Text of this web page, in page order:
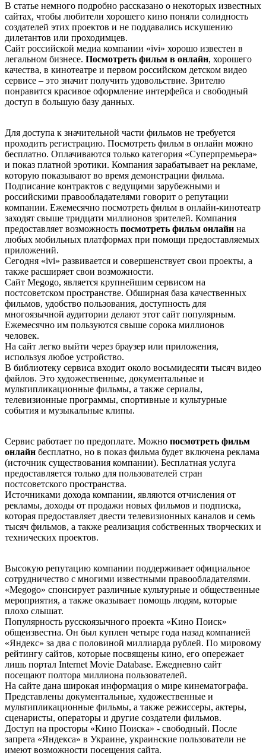
В статье немного подробно рассказано о некоторых известных
сайтах, чтобы любители хорошего кино поняли солидность
создателей этих проектов и не поддавались искушению
дилетантов или проходимцев.
Сайт российской медиа компании «ivi» хорошо известен в
легальном бизнесе. Посмотреть фильм в онлайн, хорошего
качества, в кинотеатре и первом российском детском видео
сервисе – это значит получить удовольствие. Зрителю
понравится красивое оформление интерфейса и свободный
доступ в большую базу данных.
Для доступа к значительной части фильмов не требуется
проходить регистрацию. Посмотреть фильм в онлайн можно
бесплатно. Оплачиваются только категория «Суперпремьера»
и показ платной эротики. Компания зарабатывает на рекламе,
которую показывают во время демонстрации фильма.
Подписание контрактов с ведущими зарубежными и
российскими правообладателями говорит о репутации
компании. Ежемесячно посмотреть фильм в онлайн-кинотеатр
заходят свыше тридцати миллионов зрителей. Компания
предоставляет возможность посмотреть фильм онлайн на
любых мобильных платформах при помощи предоставляемых
приложений.
Сегодня «ivi» развивается и совершенствует свои проекты, а
также расширяет свои возможности.
Сайт Меgоgо, является крупнейшим сервисом на
постсоветском пространстве. Обширная база качественных
фильмов, удобство пользования, доступность для
многоязычной аудитории делают этот сайт популярным.
Ежемесячно им пользуются свыше сорока миллионов
человек.
На сайт легко выйти через браузер или приложения,
используя любое устройство.
В библиотеку сервиса входит около восьмидесяти тысяч видео
файлов. Это художественные, документальные и
мультипликационные фильмы, а также сериалы,
телевизионные программы, спортивные и культурные
события и музыкальные клипы.
Сервис работает по предоплате. Можно посмотреть фильм
онлайн бесплатно, но в показ фильма будет включена реклама
(источник существования компании). Бесплатная услуга
предоставляется только для пользователей стран
постсоветского пространства.
Источниками дохода компании, являются отчисления от
рекламы, доходы от продажи новых фильмов и подписка,
которая предоставляет двести телевизионных каналов и семь
тысяч фильмов, а также реализация собственных творческих и
технических проектов.
Высокую репутацию компании поддерживает официальное
сотрудничество с многими известными правообладателями.
«Меgоgо» спонсирует различные культурные и общественные
мероприятия, а также оказывает помощь людям, которые
плохо слышат.
Популярность русскоязычного проекта «Kинo Пoиcк»
общеизвестна. Он был куплен четыре года назад компанией
«Яндекс» за два с половиной миллиарда рублей. По мировому
рейтингу сайтов, которые посвящены кино, его опережает
лишь портал Internet Movie Database. Ежедневно сайт
посещают полтора миллиона пользователей.
На сайте дана широкая информация о мире кинематографа.
Представлены документальные, художественные и
мультипликационные фильмы, а также режиссеры, актеры,
сценаристы, операторы и другие создатели фильмов.
Доступ на просторы «Кино Поиска» - свободный. После
запрета «Яндекса» в Украине, украинские пользователи не
имеют возможности посещения сайта.